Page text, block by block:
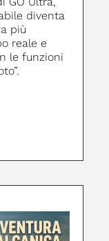
diventa
più
reale e
le funzioni